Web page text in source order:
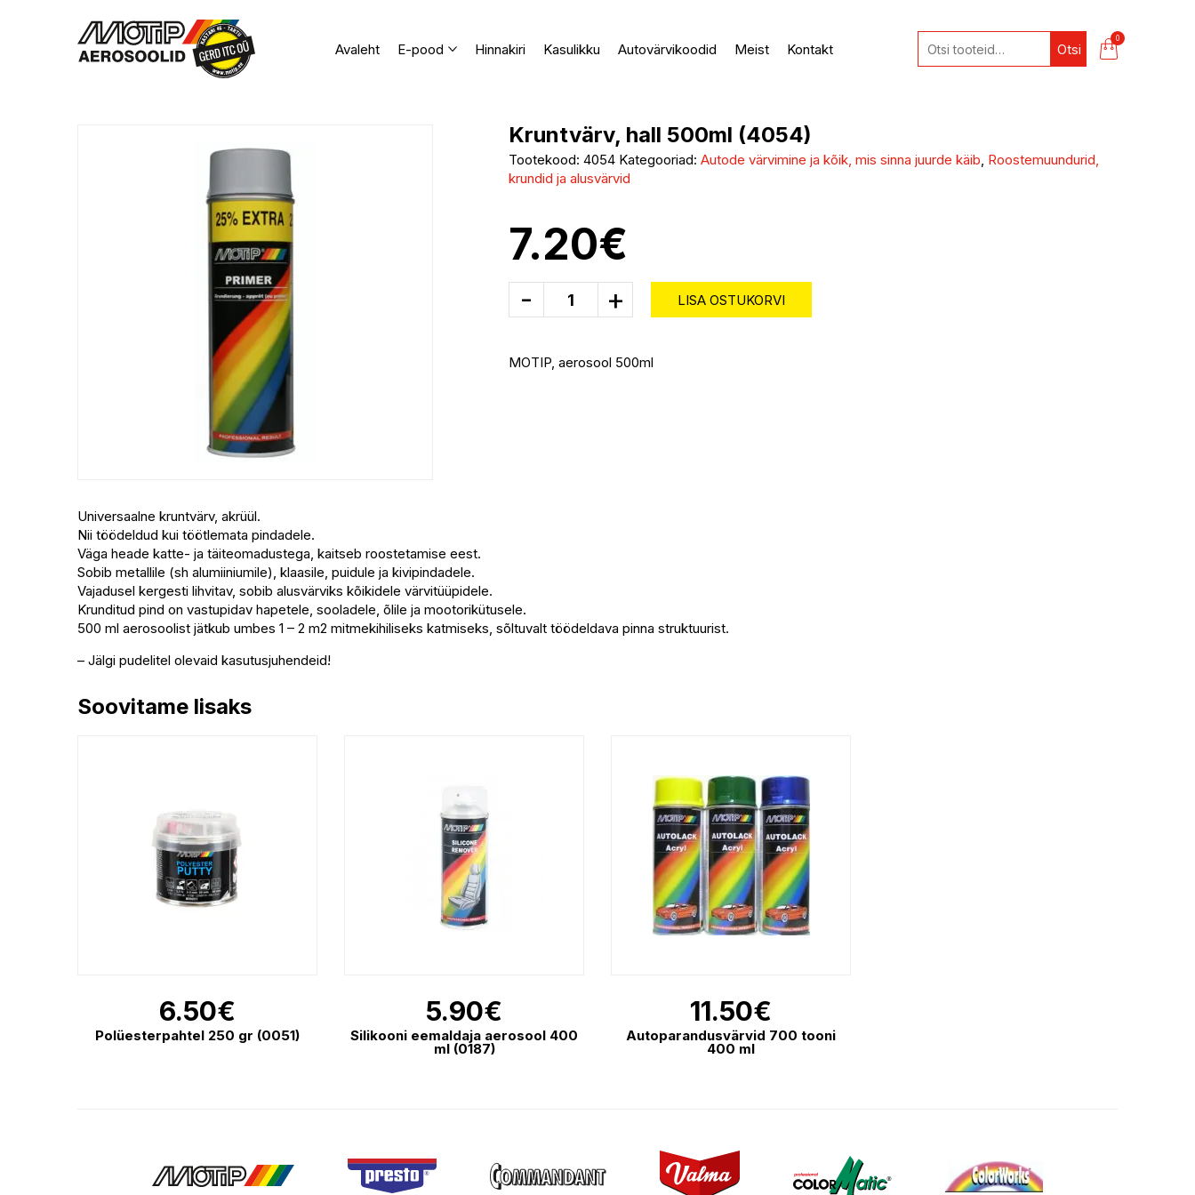
Avaleht E-pood Hinnakiri Kasulikku Autovärvikoodid Meist Kontakt Otsi
0
Kruntvärv, hall 500ml (4054)
Tootekood: 4054 Kategooriad: Autode värvimine ja kõik, mis sinna juurde käib, Roostemuundurid,
krundid ja alusvärvid
7.20€
- + LISA OSTUKORVI
MOTIP, aerosool 500ml
Universaalne kruntvärv, akrüül.
Nii töödeldud kui töötlemata pindadele.
Väga heade katte- ja täiteomadustega, kaitseb roostetamise eest.
Sobib metallile (sh alumiiniumile), klaasile, puidule ja kivipindadele.
Vajadusel kergesti lihvitav, sobib alusvärviks kõikidele värvitüüpidele.
Krunditud pind on vastupidav hapetele, sooladele, õlile ja mootorikütusele.
500 ml aerosoolist jätkub umbes 1 – 2 m2 mitmekihiliseks katmiseks, sõltuvalt töödeldava pinna struktuurist.
– Jälgi pudelitel olevaid kasutusjuhendeid!
Soovitame lisaks
6.50€
Polüesterpahtel 250 gr (0051)
5.90€
Silikooni eemaldaja aerosool 400
ml (0187)
11.50€
Autoparandusvärvid 700 tooni
400 ml